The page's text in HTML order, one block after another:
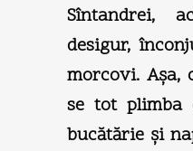
Sîntandrei,
desigur,
morcovi. Aşa,
se tot plimba
bucătărie şi